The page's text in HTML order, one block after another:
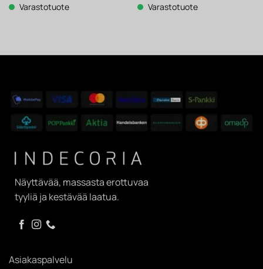
1
611 €.
Varastotuote 142 €.
Varastotuote
Näyttävää, massasta erottuvaa
tyyliä ja kestävää laatua.
Asiakaspalvelu